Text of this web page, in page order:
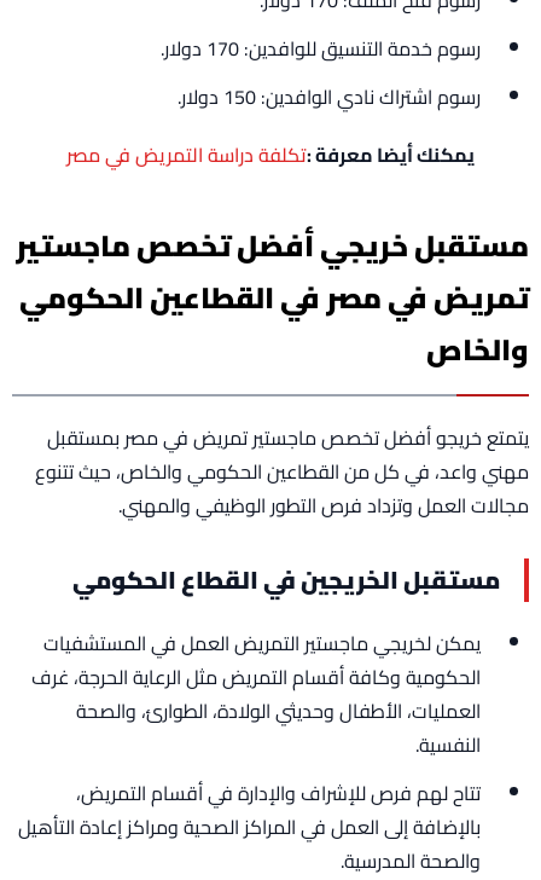
رسوم خدمة التنسيق للوافدين: 170 دولار.
رسوم اشتراك نادي الوافدين: 150 دولار.
يمكنك أيضا معرفة :تكلفة دراسة التمريض في مصر
مستقبل خريجي أفضل تخصص ماجستير
تمريض في مصر في القطاعين الحكومي
والخاص
يتمتع خريجو أفضل تخصص ماجستير تمريض في مصر بمستقبل
مهني واعد، في كل من القطاعين الحكومي والخاص، حيث تتنوع
مجالات العمل وتزداد فرص التطور الوظيفي والمهني.
مستقبل الخريجين في القطاع الحكومي
يمكن لخريجي ماجستير التمريض العمل في المستشفيات
الحكومية وكافة أقسام التمريض مثل الرعاية الحرجة، غرف
العمليات، الأطفال وحديثي الولادة، الطوارئ، والصحة
النفسية.
تتاح لهم فرص للإشراف والإدارة في أقسام التمريض،
بالإضافة إلى العمل في المراكز الصحية ومراكز إعادة التأهيل
والصحة المدرسية.